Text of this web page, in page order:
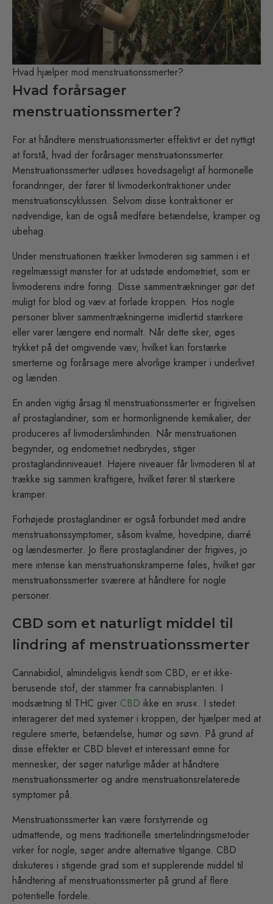
Hvad hjælper mod menstruationssmerter?
Hvad forårsager
menstruationssmerter?
For at håndtere menstruationssmerter effektivt er det nyttigt
at forstå, hvad der forårsager menstruationssmerter.
Menstruationssmerter udløses hovedsageligt af hormonelle
forandringer, der fører til livmoderkontraktioner under
menstruationscyklussen. Selvom disse kontraktioner er
nødvendige, kan de også medføre betændelse, kramper og
ubehag.
Under menstruationen trækker livmoderen sig sammen i et
regelmæssigt mønster for at udstøde endometriet, som er
livmoderens indre foring. Disse sammentrækninger gør det
muligt for blod og væv at forlade kroppen. Hos nogle
personer bliver sammentrækningerne imidlertid stærkere
eller varer længere end normalt. Når dette sker, øges
trykket på det omgivende væv, hvilket kan forstærke
smerterne og forårsage mere alvorlige kramper i underlivet
og lænden.
En anden vigtig årsag til menstruationssmerter er frigivelsen
af prostaglandiner, som er hormonlignende kemikalier, der
produceres af livmoderslimhinden. Når menstruationen
begynder, og endometriet nedbrydes, stiger
prostaglandinniveauet. Højere niveauer får livmoderen til at
trække sig sammen kraftigere, hvilket fører til stærkere
kramper.
Forhøjede prostaglandiner er også forbundet med andre
menstruationssymptomer, såsom kvalme, hovedpine, diarré
og lændesmerter. Jo flere prostaglandiner der frigives, jo
mere intense kan menstruationskramperne føles, hvilket gør
menstruationssmerter sværere at håndtere for nogle
personer.
CBD som et naturligt middel til
lindring af menstruationssmerter
Cannabidiol, almindeligvis kendt som CBD, er et ikke-
berusende stof, der stammer fra cannabisplanten. I
modsætning til THC giver CBD ikke en »rus«. I stedet
interagerer det med systemer i kroppen, der hjælper med at
regulere smerte, betændelse, humør og søvn. På grund af
disse effekter er CBD blevet et interessant emne for
mennesker, der søger naturlige måder at håndtere
menstruationssmerter og andre menstruationsrelaterede
symptomer på.
Menstruationssmerter kan være forstyrrende og
udmattende, og mens traditionelle smertelindringsmetoder
virker for nogle, søger andre alternative tilgange. CBD
diskuteres i stigende grad som et supplerende middel til
håndtering af menstruationssmerter på grund af flere
potentielle fordele.